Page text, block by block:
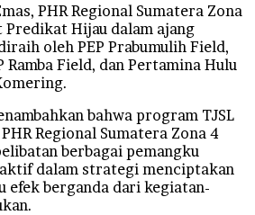
PHR Regional Sumatera Zona
Predikat Hijau dalam ajang
oleh PEP Prabumulih Field,
Ramba Field, dan Pertamina Hulu
bahwa program TJSL
Regional Sumatera Zona 4
berbagai pemangku
dalam strategi menciptakan
berganda dari kegiatan-